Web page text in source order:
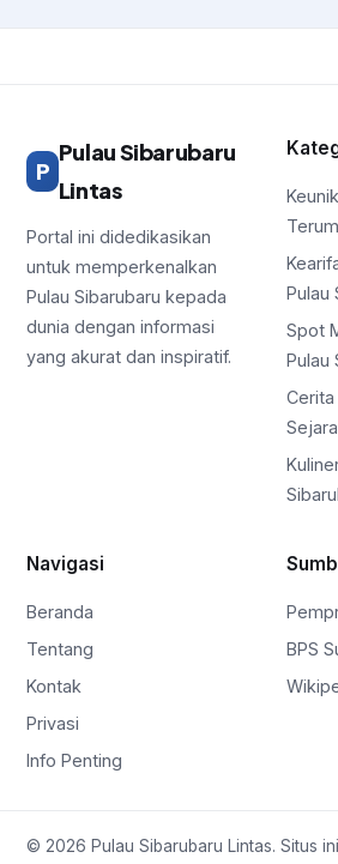
P
Pulau Sibarubaru
Lintas
Portal ini didedikasikan
untuk memperkenalkan
Pulau Sibarubaru kepada
dunia dengan informasi
yang akurat dan inspiratif.
Pulau
Spot
Pulau
Navigasi
Beranda
Tentang
Kontak
Privasi
Info Penting
BPS
© 2026 Pulau Sibarubaru Lintas. Situs